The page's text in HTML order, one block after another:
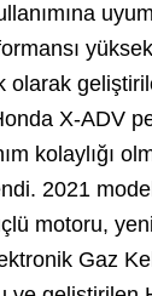
olarak
X-ADV
kolaylığı
2021
motoru,
Gaz